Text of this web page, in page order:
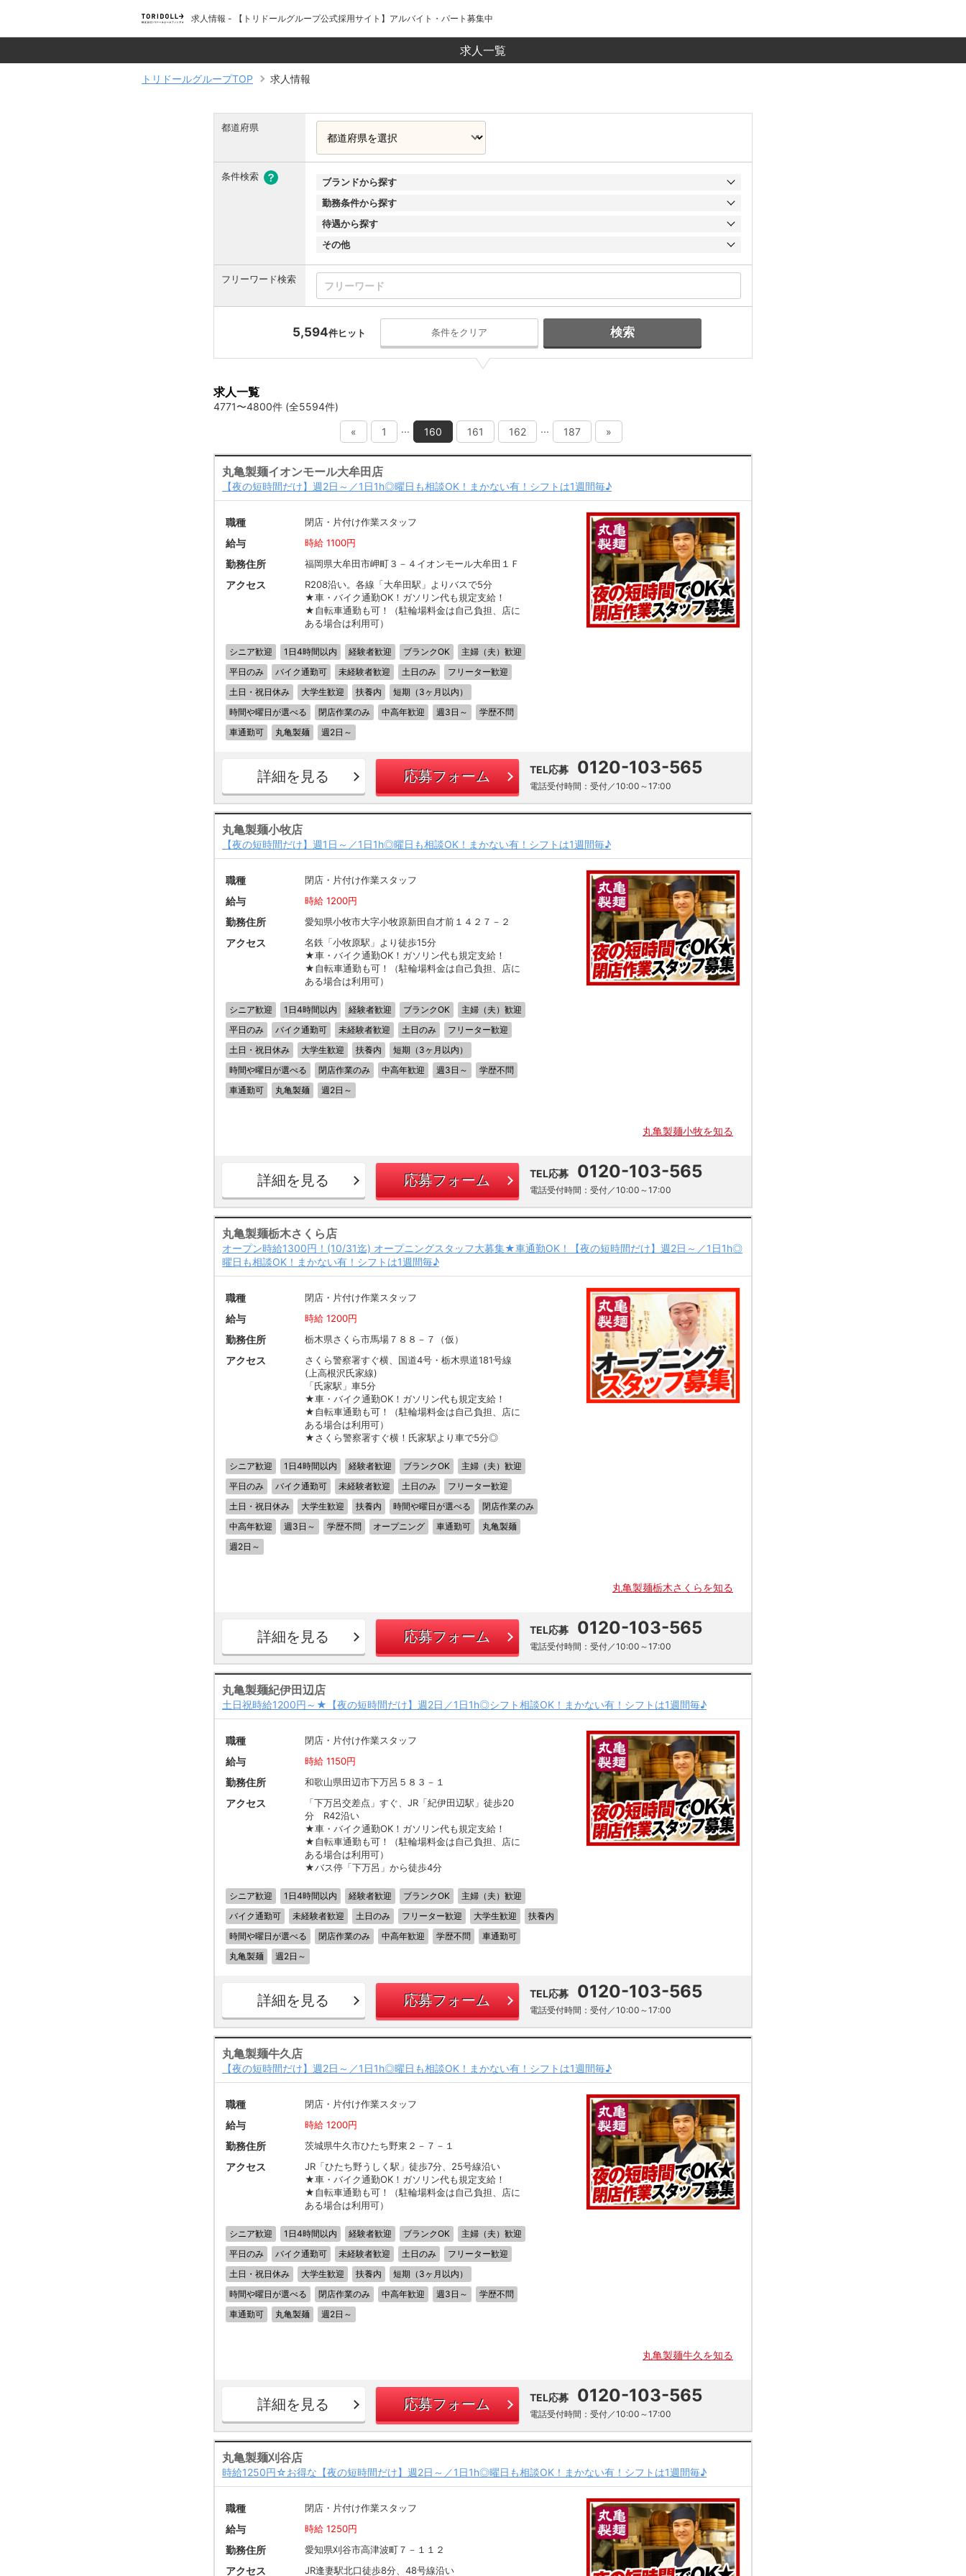
求人情報 - 【トリドールグループ公式採用サイト】アルバイト・パート募集中
求人一覧
トリドールグループTOP 求人情報
都道府県
条件検索
ブランドから探す
勤務条件から探す
待遇から探す
その他
フリーワード検索
5,594件ヒット 条件をクリア 検索
求人一覧
4771〜4800件 (全5594件)
« 1 ... 160 161 162 ... 187 »
丸亀製麺イオンモール大牟田店
【夜の短時間だけ】週2日～／1日1h◎曜日も相談OK！まかない有！シフトは1週間毎♪
職種 閉店・片付け作業スタッフ
給与 時給 1100円
勤務住所 福岡県大牟田市岬町３－４イオンモール大牟田１Ｆ
アクセス
R208沿い。各線「大牟田駅」よりバスで5分
★車・バイク通勤OK！ガソリン代も規定支給！
★自転車通勤も可！（駐輪場料金は自己負担、店に
ある場合は利用可）
シニア歓迎 1日4時間以内 経験者歓迎 ブランクOK
主婦（夫）歓迎
平日のみ
バイク通勤可 未経験者歓迎 土日のみ
フリーター歓迎
土日・祝日休み
大学生歓迎 扶養内
短期（3ヶ月以内）
時間や曜日が選べる
閉店作業のみ 中高年歓迎 週3日～
学歴不問
車通勤可
丸亀製麺 週2日～
詳細を見る 応募フォーム TEL応募 0120-103-565
電話受付時間：受付／10:00～17:00
丸亀製麺小牧店
【夜の短時間だけ】週1日～／1日1h◎曜日も相談OK！まかない有！シフトは1週間毎♪
職種 閉店・片付け作業スタッフ
給与 時給 1200円
勤務住所 愛知県小牧市大字小牧原新田自才前１４２７－２
アクセス
名鉄「小牧原駅」より徒歩15分
★車・バイク通勤OK！ガソリン代も規定支給！
★自転車通勤も可！（駐輪場料金は自己負担、店に
ある場合は利用可）
シニア歓迎 1日4時間以内 経験者歓迎 ブランクOK
主婦（夫）歓迎
平日のみ
バイク通勤可 未経験者歓迎 土日のみ
フリーター歓迎
土日・祝日休み
大学生歓迎 扶養内
短期（3ヶ月以内）
時間や曜日が選べる
閉店作業のみ 中高年歓迎 週3日～
学歴不問
車通勤可
丸亀製麺 週2日～
丸亀製麺小牧を知る
詳細を見る 応募フォーム TEL応募 0120-103-565
電話受付時間：受付／10:00～17:00
丸亀製麺栃木さくら店
オープン時給1300円！(10/31迄) オープニングスタッフ大募集★車通勤OK！【夜の短時間だけ】週2日～／1日1h◎
曜日も相談OK！まかない有！シフトは1週間毎♪
職種 閉店・片付け作業スタッフ
給与 時給 1200円
勤務住所 栃木県さくら市馬場７８８－７（仮）
アクセス
さくら警察署すぐ横、国道4号・栃木県道181号線
(上高根沢氏家線)
「氏家駅」車5分
★車・バイク通勤OK！ガソリン代も規定支給！
★自転車通勤も可！（駐輪場料金は自己負担、店に
ある場合は利用可）
★さくら警察署すぐ横！氏家駅より車で5分◎
シニア歓迎 1日4時間以内 経験者歓迎 ブランクOK
主婦（夫）歓迎
平日のみ
バイク通勤可 未経験者歓迎 土日のみ
フリーター歓迎
土日・祝日休み
大学生歓迎 扶養内 時間や曜日が選べる
閉店作業のみ
中高年歓迎
週3日～ 学歴不問 オープニング 車通勤可
丸亀製麺
週2日～
丸亀製麺栃木さくらを知る
詳細を見る 応募フォーム TEL応募 0120-103-565
電話受付時間：受付／10:00～17:00
丸亀製麺紀伊田辺店
土日祝時給1200円～★【夜の短時間だけ】週2日／1日1h◎シフト相談OK！まかない有！シフトは1週間毎♪
職種 閉店・片付け作業スタッフ
給与 時給 1150円
勤務住所 和歌山県田辺市下万呂５８３－１
アクセス
「下万呂交差点」すぐ、JR「紀伊田辺駅」徒歩20
分 R42沿い
★車・バイク通勤OK！ガソリン代も規定支給！
★自転車通勤も可！（駐輪場料金は自己負担、店に
ある場合は利用可）
★バス停「下万呂」から徒歩4分
シニア歓迎 1日4時間以内 経験者歓迎 ブランクOK
主婦（夫）歓迎
バイク通勤可
未経験者歓迎 土日のみ フリーター歓迎 大学生歓迎
扶養内
時間や曜日が選べる
閉店作業のみ 中高年歓迎 学歴不問
車通勤可
丸亀製麺
週2日～
詳細を見る 応募フォーム TEL応募 0120-103-565
電話受付時間：受付／10:00～17:00
丸亀製麺牛久店
【夜の短時間だけ】週2日～／1日1h◎曜日も相談OK！まかない有！シフトは1週間毎♪
職種 閉店・片付け作業スタッフ
給与 時給 1200円
勤務住所 茨城県牛久市ひたち野東２－７－１
アクセス
JR「ひたち野うしく駅」徒歩7分、25号線沿い
★車・バイク通勤OK！ガソリン代も規定支給！
★自転車通勤も可！（駐輪場料金は自己負担、店に
ある場合は利用可）
シニア歓迎 1日4時間以内 経験者歓迎 ブランクOK
主婦（夫）歓迎
平日のみ
バイク通勤可 未経験者歓迎 土日のみ
フリーター歓迎
土日・祝日休み
大学生歓迎 扶養内
短期（3ヶ月以内）
時間や曜日が選べる
閉店作業のみ 中高年歓迎 週3日～
学歴不問
車通勤可
丸亀製麺 週2日～
丸亀製麺牛久を知る
詳細を見る 応募フォーム TEL応募 0120-103-565
電話受付時間：受付／10:00～17:00
丸亀製麺刈谷店
時給1250円☆お得な【夜の短時間だけ】週2日～／1日1h◎曜日も相談OK！まかない有！シフトは1週間毎♪
職種 閉店・片付け作業スタッフ
給与 時給 1250円
勤務住所 愛知県刈谷市高津波町７－１１２
アクセス JR逢妻駅北口徒歩8分、48号線沿い